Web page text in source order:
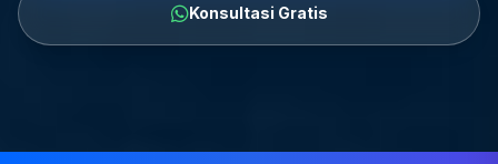
Konsultasi Gratis